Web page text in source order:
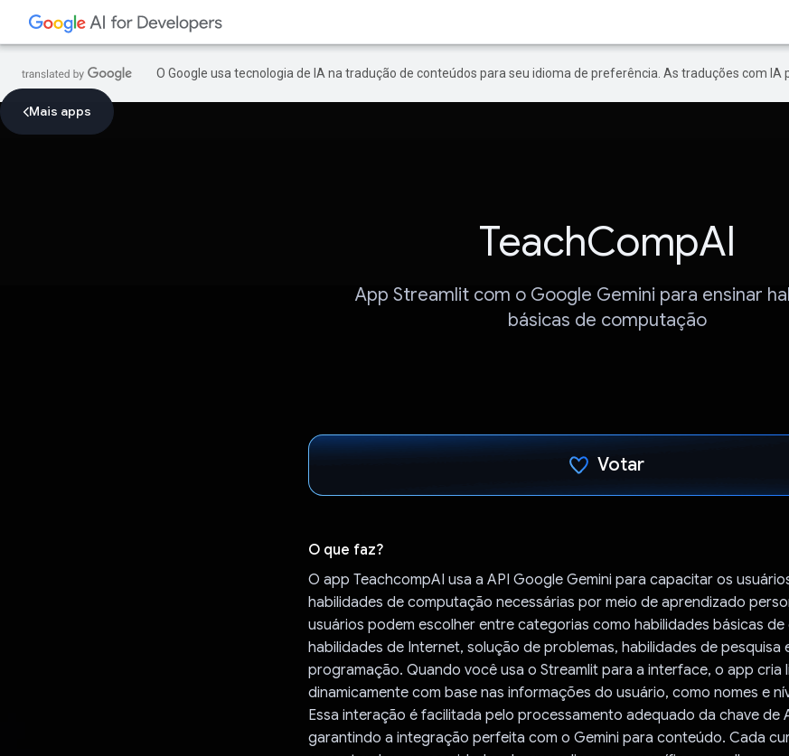
O Google usa tecnologia de IA na tradução de conteúdos para seu idioma de preferência. As traduções com IA
Mais apps
TeachCompAI
App Streamlit com o Google Gemini para ensinar
básicas de computação
Votar
O que faz?
O app TeachcompAI usa a API Google Gemini para capacitar os
habilidades de computação necessárias por meio de aprendizado
usuários podem escolher entre categorias como habilidades básicas
habilidades de Internet, solução de problemas, habilidades de pesquisa
programação. Quando você usa o Streamlit para a interface, o app cria
dinamicamente com base nas informações do usuário, como nomes e
Essa interação é facilitada pelo processamento adequado da chave de
garantindo a integração perfeita com o Gemini para conteúdo. Cada